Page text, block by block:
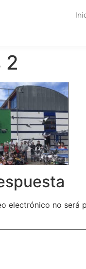
2
electrónico no será